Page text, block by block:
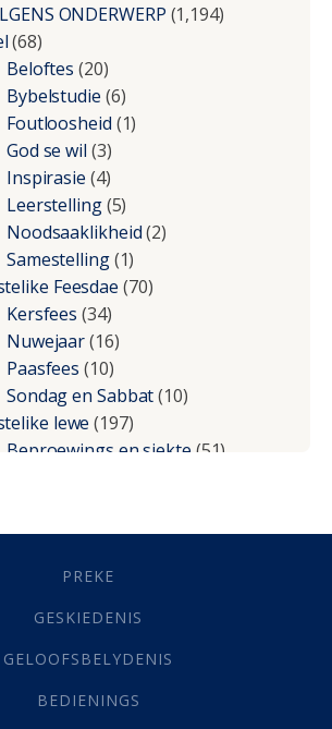
ONDERWERP (1,194)
(68)
Beloftes (20)
Bybelstudie (6)
Foutloosheid (1)
God se wil (3)
Inspirasie (4)
Leerstelling(5)
Noodsaaklikheid(2)
Samestelling(1)
Feesdae (70)
Kersfees (34)
Nuwejaar(16)
Paasfees (10)
Sondag en Sabbat(10)
lewe (197)
Beproewings en siekte(51)
Geestelike Groei(10)
(21)
Grys Areas(4)
Lewensdoel(3)
Selfondersoek(1)
PREKE
GESKIEDENIS
GELOOFSBELYDENIS
BEDIENINGS